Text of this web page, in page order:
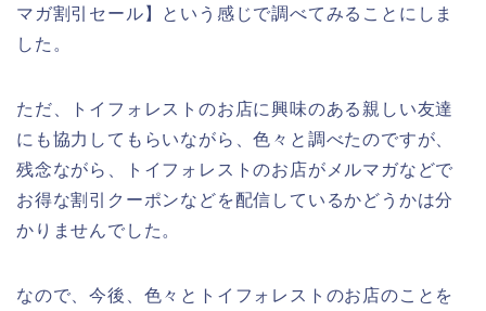
マガ割引セール】という感じで調べてみることにしま
した。
ただ、トイフォレストのお店に興味のある親しい友達
にも協力してもらいながら、色々と調べたのですが、
残念ながら、トイフォレストのお店がメルマガなどで
お得な割引クーポンなどを配信しているかどうかは分
かりませんでした。
なので、今後、色々とトイフォレストのお店のことを